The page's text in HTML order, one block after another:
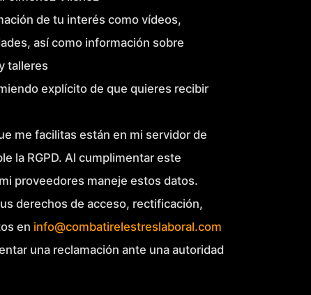
de tu interés como vídeos,
así como información sobre
talleres
explícito de que quieres recibir
me facilitas están en mi servidor de
la RGPD. Al cumplimentar este
proveedores maneje estos datos.
derechos de acceso, rectificación,
en info@combatirelestreslaboral.com
una reclamación ante una autoridad